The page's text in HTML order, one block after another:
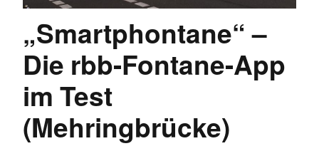
„Smartphontane“ –
Die rbb-Fontane-App
im Test
(Mehringbrücke)